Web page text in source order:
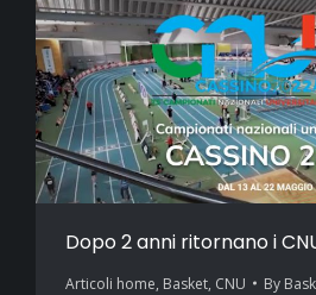
Dopo 2 anni ritornano i
Articoli home, Basket, CNU By